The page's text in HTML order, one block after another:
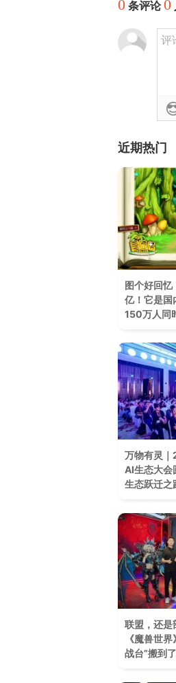
0 条评论0
评
近期热门
图个好回忆
亿！它是国
150万人同
万物有灵
AI生态大会
生态跃迁之
联盟，还是
《魔兽世
战台”搬到